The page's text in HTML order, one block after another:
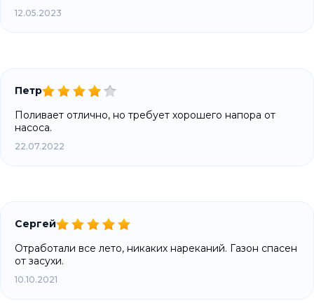
12.05.2023
Петр
Поливает отлично, но требует хорошего напора от
насоса.
22.07.2022
Сергей
Отработали все лето, никаких нареканий. Газон спасен
от засухи.
10.10.2021